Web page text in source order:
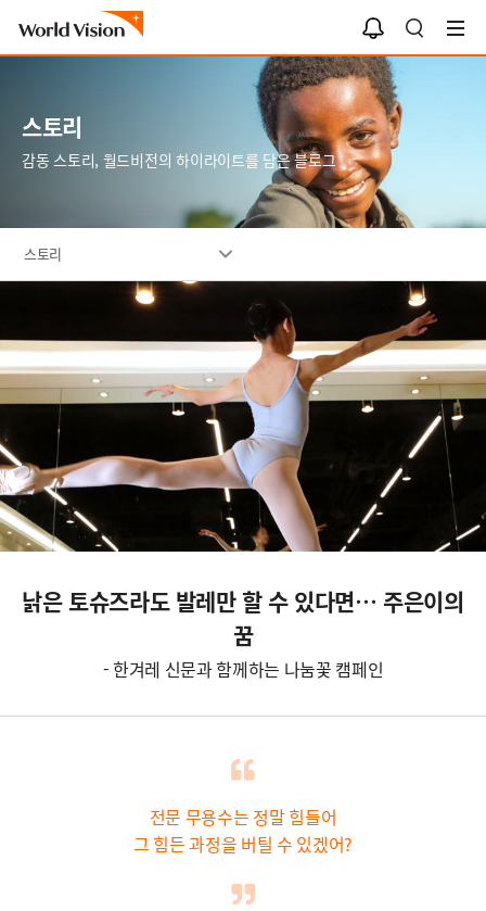
검
색
알
림
함
스토리
감동 스토리, 월드비전의 하이라이트를 담은 블로그
스토리
이
미
지
설
명
낡은 토슈즈라도 발레만 할 수 있다면… 주은이의
꿈
- 한겨레 신문과 함께하는 나눔꽃 캠페인
전문 무용수는 정말 힘들어
그 힘든 과정을 버틸 수 있겠어?